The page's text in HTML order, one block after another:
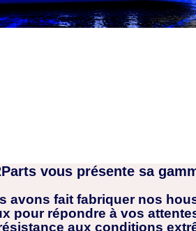
vous présente sa
avons fait fabriquer nos
pour répondre à vos
aux conditions